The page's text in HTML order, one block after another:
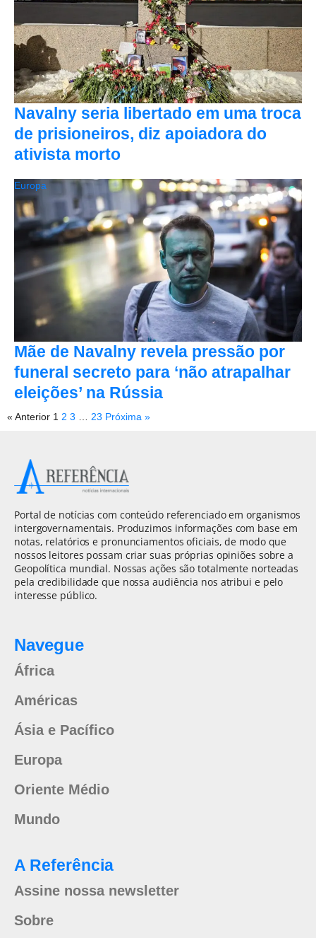
Navalny seria libertado em uma troca
de prisioneiros, diz apoiadora do
ativista morto
Mãe de Navalny revela pressão por
funeral secreto para ‘não atrapalhar
eleições’ na Rússia
Europa
« Anterior 1 2 3 23 Próxima »
Portal de notícias com conteúdo referenciado em organismos
intergovernamentais. Produzimos informações com base em
notas, relatórios e pronunciamentos oficiais, de modo que
nossos leitores possam criar suas próprias opiniões sobre a
Geopolítica mundial. Nossas ações são totalmente norteadas
pela credibilidade que nossa audiência nos atribui e pelo
interesse público.
Navegue
África
Américas
Ásia e Pacífico
Europa
Oriente Médio
Mundo
A Referência
Assine nossa newsletter
Sobre